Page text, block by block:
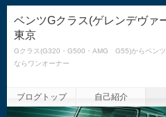
ベンツGクラス(ゲレンデヴァ
東京
Gクラス(G320・G500・AMG G55)からベン
ならワンオーナー
ブログトップ 自己紹介